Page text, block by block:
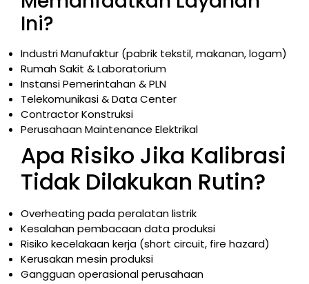
Ini?
Industri Manufaktur (pabrik tekstil, makanan, logam)
Rumah Sakit & Laboratorium
Instansi Pemerintahan & PLN
Telekomunikasi & Data Center
Contractor Konstruksi
Perusahaan Maintenance Elektrikal
Apa Risiko Jika Kalibrasi
Tidak Dilakukan Rutin?
Overheating pada peralatan listrik
Kesalahan pembacaan data produksi
Risiko kecelakaan kerja (short circuit, fire hazard)
Kerusakan mesin produksi
Gangguan operasional perusahaan